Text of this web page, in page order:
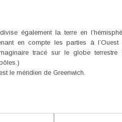
également la terre en
en compte les parties à
tracé sur le globe terrestre
le méridien de Greenwich.